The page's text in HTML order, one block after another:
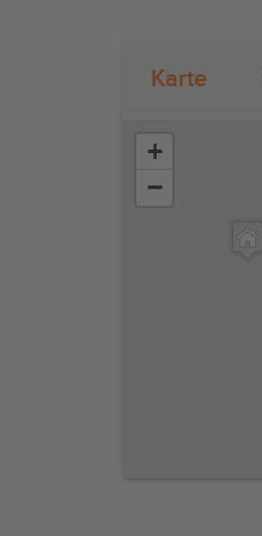
Karte
+
−